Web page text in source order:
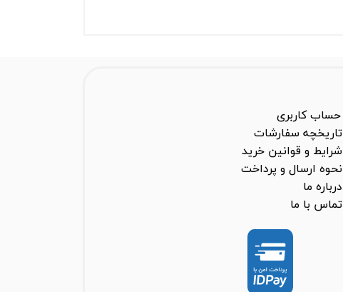
حساب کاربری
تاریخچه سفارشات
شرایط و قوانین خرید
نحوه ارسال و پرداخت
درباره ما
تماس با ما